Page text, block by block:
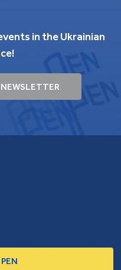
in the Ukrainian